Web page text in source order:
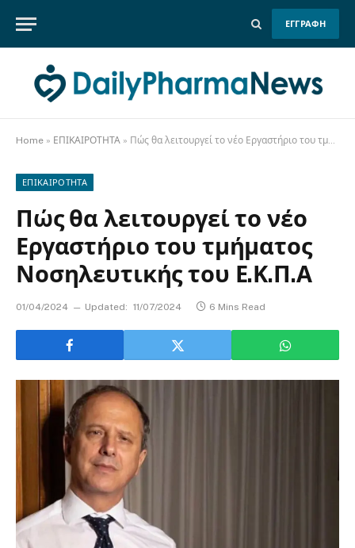
ΕΓΓΡΑΦΗ
Home » ΕΠΙΚΑΙΡΟΤΗΤΑ » Πώς θα λειτουργεί το νέο Εργαστήριο του τμήματος Νοσηλευτικής του Ε.Κ.Π.Α
ΕΠΙΚΑΙΡΟΤΗΤΑ
Πώς θα λειτουργεί το νέο
Εργαστήριο του τμήματος
Νοσηλευτικής του Ε.Κ.Π.Α
01/04/2024 Updated: 11/07/2024 6 Mins Read